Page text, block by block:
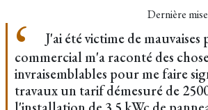
Dernière
J'ai été victime de
commercial m'a raconté des
invraisemblables pour me faire
travaux un tarif démesuré de